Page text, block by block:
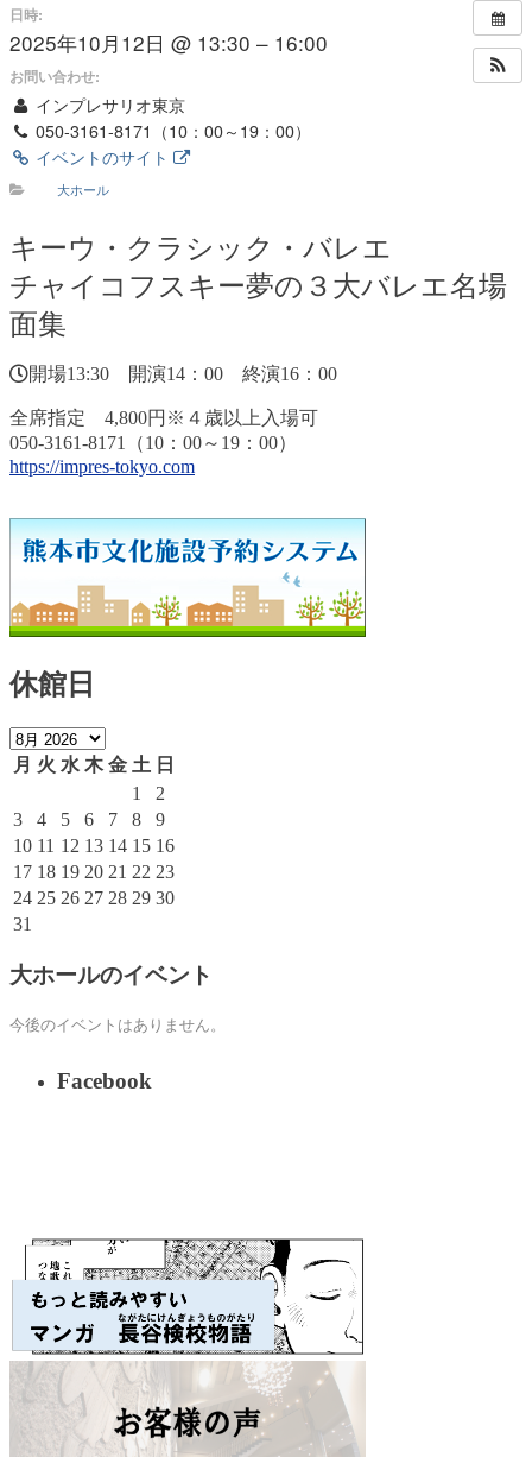
日時:
2025年10月12日 @ 13:30 – 16:00
お問い合わせ:
インプレサリオ東京
050-3161-8171（10：00～19：00）
イベントのサイト
大ホール
キーウ・クラシック・バレエ
チャイコフスキー夢の３大バレエ名場
面集
開場13:30 開演14：00 終演16：00
全席指定 4,800円※４歳以上入場可
050-3161-8171（10：00～19：00）
https://impres-tokyo.com
休館日
月 火 水 木 金 土 日
1
2
3
4 5 6 7 8
9
10 11 12 13 14 15 16
17 18 19 20 21 22 23
24 25 26 27 28 29 30
31
大ホールのイベント
今後のイベントはありません。
Facebook